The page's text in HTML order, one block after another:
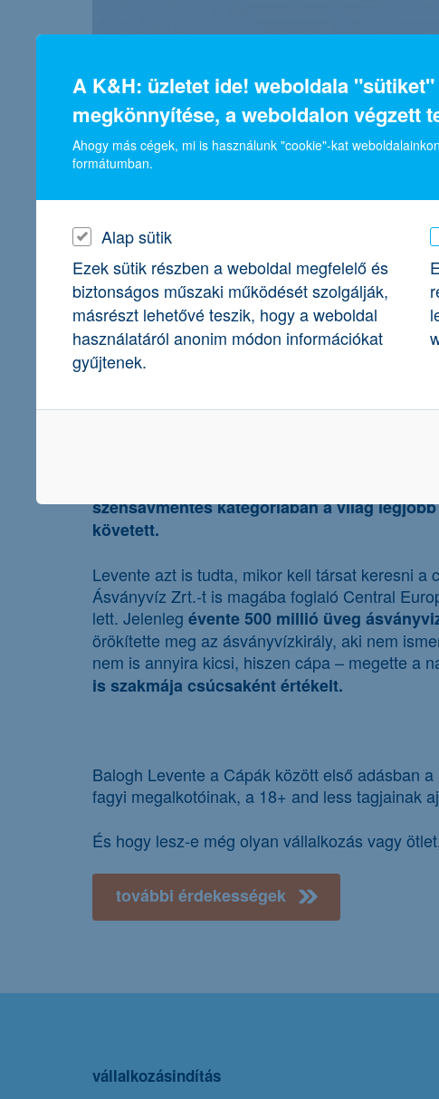
üditőitalokkal és dzsúzokkal foglalkozott.
szénsavmentes kategóriában a világ
követett.
Levente azt is tudta, mikor kell társat keresni
Ásványvíz Zrt.-t is magába foglaló Central
lett. Jelenleg évente 500 millió üveg
örökítette meg az ásványvízkirály, aki nem
nem is annyira kicsi, hiszen cápa – megette a
is szakmája csúcsaként értékelt.
Balogh Levente a Cápák között első adásban
fagyi megalkotóinak, a 18+ and less tagjainak
És hogy lesz-e még olyan vállalkozás vagy
további érdekességek
vállalkozásindítás
A K&H: üzletet ide! weboldala
megkönnyítése, a weboldalon végzett
Ahogy más cégek, mi is használunk "cookie"-kat
formátumban.
Alap sütik
Ezek sütik részben a weboldal megfelelő és
biztonságos műszaki működését szolgálják,
másrészt lehetővé teszik, hogy a weboldal
használatáról anonim módon információkat
gyűjtenek.